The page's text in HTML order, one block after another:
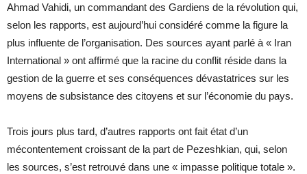
Ahmad Vahidi, un commandant des Gardiens de la révolution qui,
selon les rapports, est aujourd’hui considéré comme la figure la
plus influente de l’organisation. Des sources ayant parlé à « Iran
International » ont affirmé que la racine du conflit réside dans la
gestion de la guerre et ses conséquences dévastatrices sur les
moyens de subsistance des citoyens et sur l’économie du pays.
Trois jours plus tard, d’autres rapports ont fait état d’un
mécontentement croissant de la part de Pezeshkian, qui, selon
les sources, s’est retrouvé dans une « impasse politique totale ».